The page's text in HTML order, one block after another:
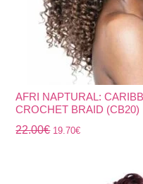
AFRI NAPTURAL:
CROCHET BRAID (CB20)
22.00€ 19.70€